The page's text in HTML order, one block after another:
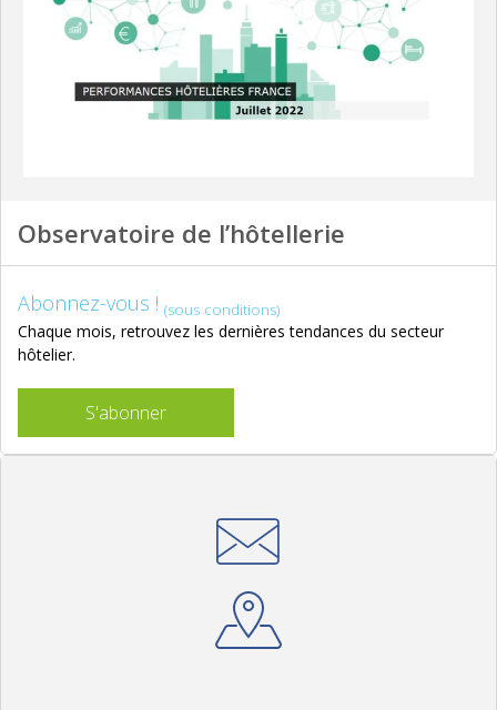
Observatoire de l’hôtellerie
Abonnez-vous ! (sous conditions)
Chaque mois, retrouvez les dernières tendances du secteur
hôtelier.
S'abonner